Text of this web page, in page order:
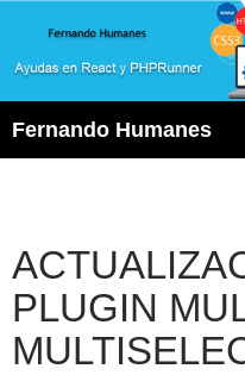
Fernando Humanes
PLUGIN